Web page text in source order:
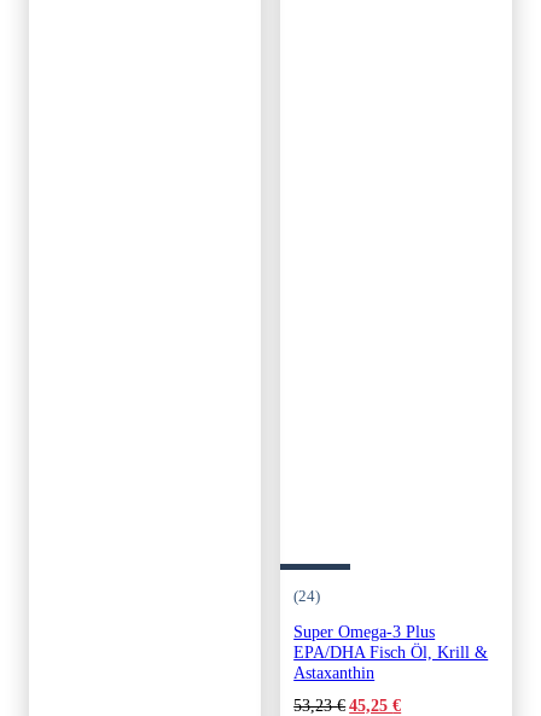
(24)
Super Omega-3 Plus
EPA/DHA Fisch Öl, Krill &
Astaxanthin
53,23€Original
45,25€Current